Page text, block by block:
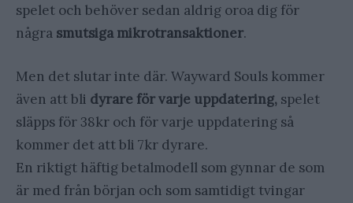
spelet och behöver sedan aldrig oroa dig för
några smutsiga mikrotransaktioner.
Men det slutar inte där. Wayward Souls kommer
även att bli dyrare för varje uppdatering, spelet
släpps för 38kr och för varje uppdatering så
kommer det att bli 7kr dyrare.
En riktigt häftig betalmodell som gynnar de som
är med från början och som samtidigt tvingar